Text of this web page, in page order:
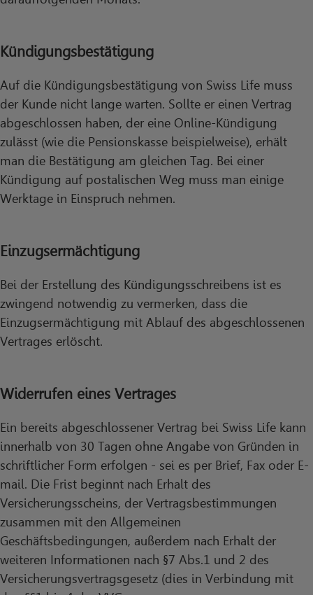
Kündigungsbestätigung
Auf die Kündigungsbestätigung von Swiss Life muss
der Kunde nicht lange warten. Sollte er einen Vertrag
abgeschlossen haben, der eine Online-Kündigung
zulässt (wie die Pensionskasse beispielweise), erhält
man die Bestätigung am gleichen Tag. Bei einer
Kündigung auf postalischen Weg muss man einige
Werktage in Einspruch nehmen.
Einzugsermächtigung
Bei der Erstellung des Kündigungsschreibens ist es
zwingend notwendig zu vermerken, dass die
Einzugsermächtigung mit Ablauf des abgeschlossenen
Vertrages erlöscht.
Widerrufen eines Vertrages
Ein bereits abgeschlossener Vertrag bei Swiss Life kann
innerhalb von 30 Tagen ohne Angabe von Gründen in
schriftlicher Form erfolgen - sei es per Brief, Fax oder E-
mail. Die Frist beginnt nach Erhalt des
Versicherungsscheins, der Vertragsbestimmungen
zusammen mit den Allgemeinen
Geschäftsbedingungen, außerdem nach Erhalt der
weiteren Informationen nach §7 Abs.1 und 2 des
Versicherungsvertragsgesetz (dies in Verbindung mit